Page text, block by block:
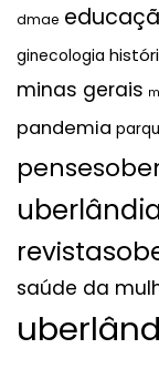
dmae
ginecologia
minas gerais
pandemia
saúde da